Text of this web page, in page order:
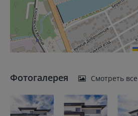
Фотогалерея Смотреть